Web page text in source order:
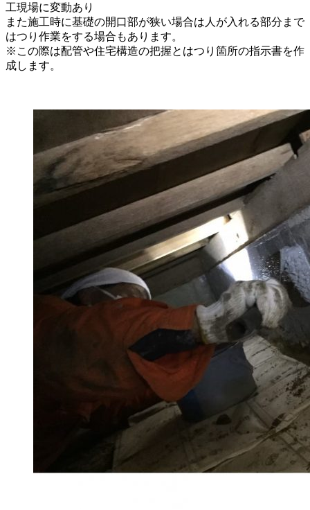
工現場に変動あり
また施工時に基礎の開口部が狭い場合は人が入れる部分まで
はつり作業をする場合もあります。
※この際は配管や住宅構造の把握とはつり箇所の指示書を作
成します。